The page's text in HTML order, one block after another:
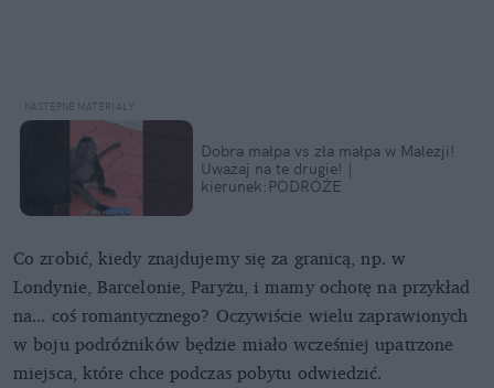
Dobra małpa vs zła małpa w Malezji!
Uważaj na te drugie! ️|
kierunek:PODRÓŻE
Co zrobić, kiedy znajdujemy się za granicą, np. w
Londynie, Barcelonie, Paryżu, i mamy ochotę na przykład
na... coś romantycznego? Oczywiście wielu zaprawionych
w boju podróżników będzie miało wcześniej upatrzone
miejsca, które chce podczas pobytu odwiedzić.